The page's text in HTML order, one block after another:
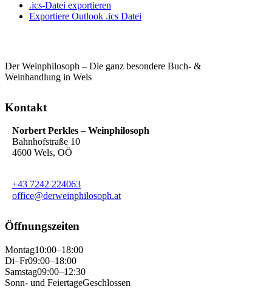
.ics-Datei exportieren
Exportiere Outlook .ics Datei
Der Weinphilosoph – Die ganz besondere Buch- &
Weinhandlung in Wels
Kontakt
Norbert Perkles – Weinphilosoph
Bahnhofstraße 10
4600 Wels, OÖ
+43 7242 224063
office@derweinphilosoph.at
Öffnungszeiten
Montag10:00–18:00
Di–Fr09:00–18:00
Samstag09:00–12:30
Sonn- und FeiertageGeschlossen